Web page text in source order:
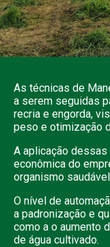
As técnicas de
a serem seguidas
recria e engorda,
peso e otimização
A aplicação
econômica do
organismo
O nível de
a padronização e
como a o aumento
de água cultivado.